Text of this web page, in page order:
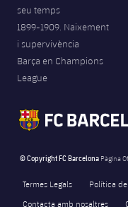
seu temps
1899-1909. Naixement
i supervivència
Barça en Champions
League
© Copyright FC Barcelona Pàgina
Termes Legals Política
Contacta amb nosaltres